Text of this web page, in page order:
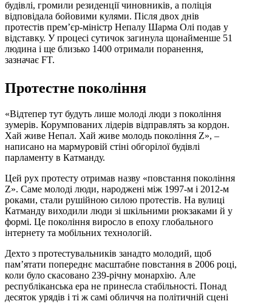
будівлі, громили резиденції чиновників, а поліція
відповідала бойовими кулями. Після двох днів
протестів прем’єр-міністр Непалу Шарма Олі подав у
відставку. У процесі сутичок загинула щонайменше 51
людина і ще близько 1400 отримали поранення,
зазначає FT.
Протестне покоління
«Відтепер тут будуть лише молоді люди з покоління
зумерів. Корумпованих лідерів відправлять за кордон.
Хай живе Непал. Хай живе молодь покоління Z», –
написано на мармуровій стіні обгорілої будівлі
парламенту в Катманду.
Цей рух протесту отримав назву «повстання покоління
Z». Саме молоді люди, народжені між 1997-м і 2012-м
роками, стали рушійною силою протестів. На вулиці
Катманду виходили люди зі шкільними рюкзаками й у
формі. Це покоління виросло в епоху глобального
інтернету та мобільних технологій.
Дехто з протестувальників занадто молодий, щоб
пам’ятати попереднє масштабне повстання в 2006 році,
коли було скасовано 239-річну монархію. Але
республіканська ера не принесла стабільності. Понад
десяток урядів і ті ж самі обличчя на політичній сцені